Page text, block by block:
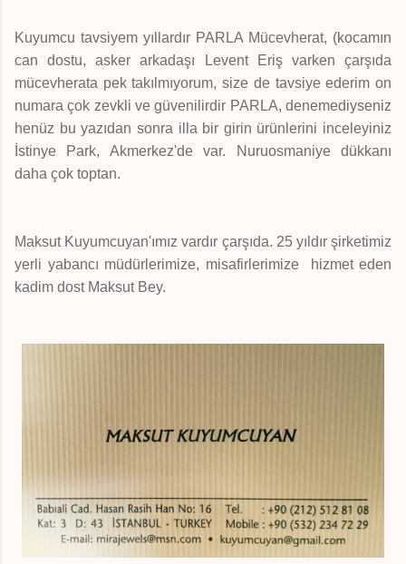
Kuyumcu tavsiyem yıllardır PARLA Mücevherat, (kocamın
can dostu, asker arkadaşı Levent Eriş varken çarşıda
mücevherata pek takılmıyorum, size de tavsiye ederim on
numara çok zevkli ve güvenilirdir PARLA, denemediyseniz
henüz bu yazıdan sonra illa bir girin ürünlerini inceleyiniz
İstinye Park, Akmerkez'de var. Nuruosmaniye dükkanı
daha çok toptan.
Maksut Kuyumcuyan'ımız vardır çarşıda. 25 yıldır şirketimiz
yerli yabancı müdürlerimize, misafirlerimize hizmet eden
kadim dost Maksut Bey.